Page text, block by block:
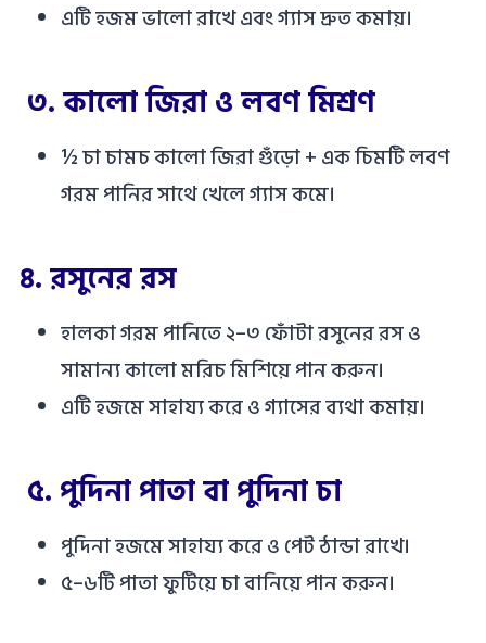
এটি হজম ভালো রাখে এবং গ্যাস দ্রুত কমায়।
৩.কালো জিরা ও লবণ মিশ্রণ
½ চা চামচ কালো জিরা গুঁড়ো + এক চিমটি লবণ
গরম পানির সাথে খেলে গ্যাস কমে।
৪.রসুনের রস
হালকা গরম পানিতে ২–৩ ফোঁটা রসুনের রস ও
সামান্য কালো মরিচ মিশিয়ে পান করুন।
এটি হজমে সাহায্য করে ও গ্যাসের ব্যথা কমায়।
৫. পুদিনা পাতা বা পুদিনা চা
পুদিনা হজমে সাহায্য করে ও পেট ঠান্ডা রাখে।
৫–৬টি পাতা ফুটিয়ে চা বানিয়ে পান করুন।